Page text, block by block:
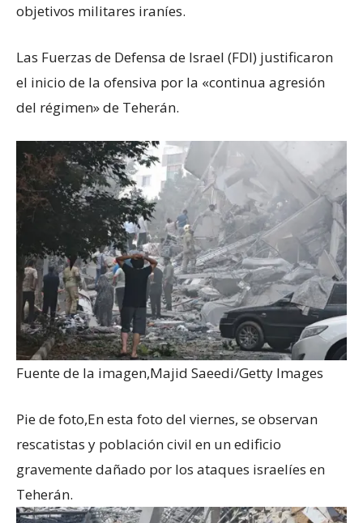
objetivos militares iraníes.
Las Fuerzas de Defensa de Israel (FDI) justificaron
el inicio de la ofensiva por la «continua agresión
del régimen» de Teherán.
Fuente de la imagen,Majid Saeedi/Getty Images
Pie de foto,En esta foto del viernes, se observan
rescatistas y población civil en un edificio
gravemente dañado por los ataques israelíes en
Teherán.